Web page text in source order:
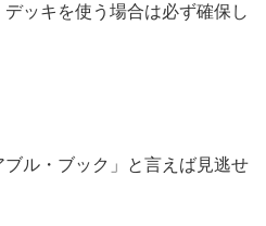
ッキを使う場合は必ず確保し
ル・ブック」と言えば見逃せ